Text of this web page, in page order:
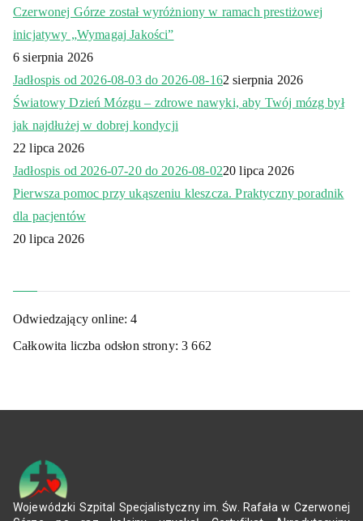
Czerwonej Górze został wyróżniony w ramach prestiżowej
inicjatywy „Wymagaj Jakości”
6 sierpnia 2026
Jadłospis od 2026-08-03 do 2026-08-162 sierpnia 2026
Światowy Dzień Mózgu – zdrowe nawyki, aby Twój mózg był
jak najdłużej w dobrej kondycji
22 lipca 2026
Jadłospis od 2026-07-20 do 2026-08-0220 lipca 2026
Pierwsza pomoc przy ukąszeniu kleszcza. Praktyczny poradnik
dla pacjentów
20 lipca 2026
Odwiedzający online:4
Całkowita liczba odsłon strony:3 662
Wojewódzki Szpital Specjalistyczny im. Św. Rafała w Czerwonej